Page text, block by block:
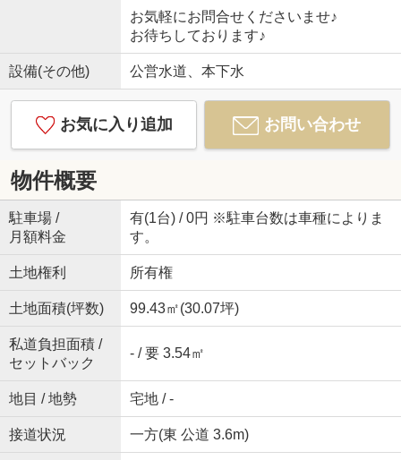
お気軽にお問合せくださいませ♪
お待ちしております♪
設備(その他) 公営水道、本下水
お気に入り追加 お問い合わせ
物件概要
駐車場 /
月額料金
有(1台) / 0円 ※駐車台数は車種によりま
す。
土地権利 所有権
土地面積(坪数) 99.43㎡(30.07坪)
私道負担面積 /
セットバック
- / 要 3.54㎡
地目 / 地勢 宅地 / -
接道状況 一方(東 公道 3.6m)